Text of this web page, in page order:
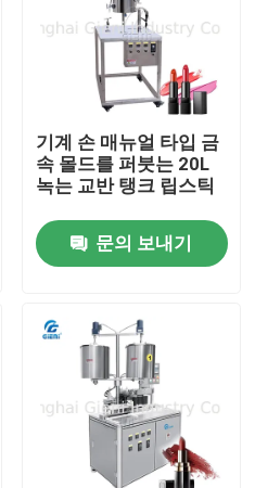
기계 손 매뉴얼 타입 금
속 몰드를 퍼붓는 20L
녹는 교반 탱크 립스틱
문의 보내기